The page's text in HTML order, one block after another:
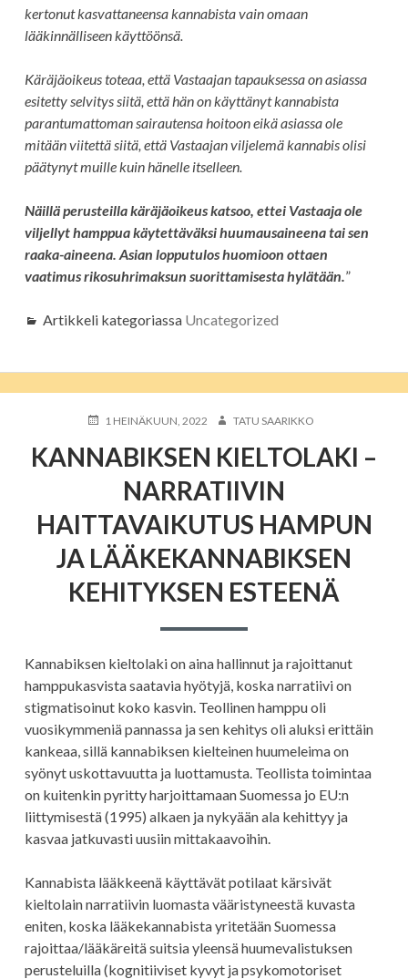
kertonut kasvattaneensa kannabista vain omaan
lääkinnälliseen käyttöönsä.
Käräjäoikeus toteaa, että Vastaajan tapauksessa on asiassa
esitetty selvitys siitä, että hän on käyttänyt kannabista
parantumattoman sairautensa hoitoon eikä asiassa ole
mitään viitettä siitä, että Vastaajan viljelemä kannabis olisi
päätynyt muille kuin hänelle itselleen.
Näillä perusteilla käräjäoikeus katsoo, ettei Vastaaja ole
viljellyt hamppua käytettäväksi huumausaineena tai sen
raaka-aineena. Asian lopputulos huomioon ottaen
vaatimus rikosuhrimaksun suorittamisesta hylätään. ”
Artikkeli kategoriassa Uncategorized
JULKAISTU
1 HEINÄKUUN, 2022 KIRJOITTAJA
TATU SAARIKKO
KANNABIKSEN KIELTOLAKI –
NARRATIIVIN
HAITTAVAIKUTUS HAMPUN
JA LÄÄKEKANNABIKSEN
KEHITYKSEN ESTEENÄ
Kannabiksen kieltolaki on aina hallinnut ja rajoittanut
hamppukasvista saatavia hyötyjä, koska narratiivi on
stigmatisoinut koko kasvin. Teollinen hamppu oli
vuosikymmeniä pannassa ja sen kehitys oli aluksi erittäin
kankeaa, sillä kannabiksen kielteinen huumeleima on
syönyt uskottavuutta ja luottamusta. Teollista toimintaa
on kuitenkin pyritty harjoittamaan Suomessa jo EU:n
liittymisestä (1995) alkaen ja nykyään ala kehittyy ja
kasvaa jatkuvasti uusiin mittakaavoihin.
Kannabista lääkkeenä käyttävät potilaat kärsivät
kieltolain narratiivin luomasta vääristyneestä kuvasta
eniten, koska lääkekannabista yritetään Suomessa
rajoittaa/lääkäreitä suitsia yleensä huumevalistuksen
perusteluilla (kognitiiviset kyvyt ja psykomotoriset